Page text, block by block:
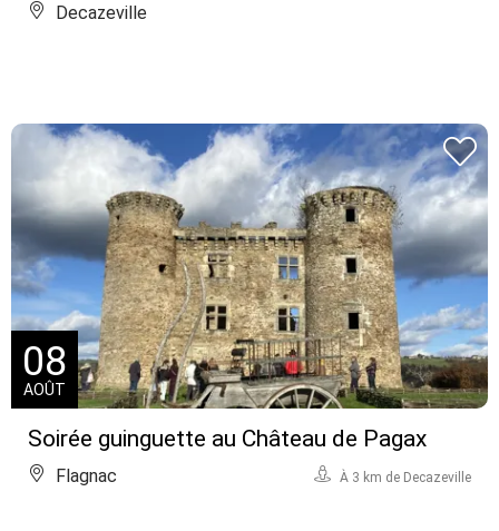
Decazeville
Soirée guinguette au Château de Pagax
08
AOÛT
Flagnac À 3 km de Decazeville